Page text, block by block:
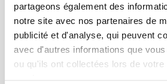
partageons également des
notre site avec nos partenaires de
publicité et d'analyse, qui peuvent
avec d'autres informations que
ou qu'ils ont collectées lors de votre